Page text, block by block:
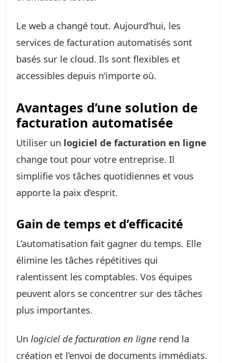
Le web a changé tout. Aujourd’hui, les
services de facturation automatisés sont
basés sur le cloud. Ils sont flexibles et
accessibles depuis n’importe où.
Avantages d’une solution de
facturation automatisée
Utiliser un logiciel de facturation en ligne
change tout pour votre entreprise. Il
simplifie vos tâches quotidiennes et vous
apporte la paix d’esprit.
Gain de temps et d’efficacité
L’automatisation fait gagner du temps. Elle
élimine les tâches répétitives qui
ralentissent les comptables. Vos équipes
peuvent alors se concentrer sur des tâches
plus importantes.
Un logiciel de facturation en ligne rend la
création et l’envoi de documents immédiats.